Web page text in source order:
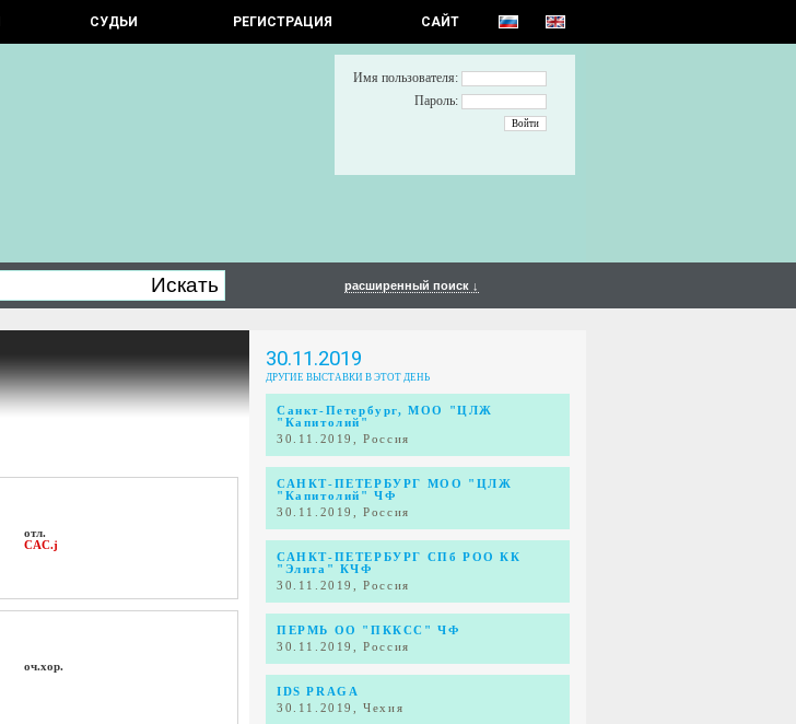
СУДЬИ РЕГИСТРАЦИЯ САЙТ
Имя пользователя:
Пароль:
расширенный поиск ↓
отл.
CAC.j
оч.хор.
30.11.2019
ДРУГИЕ ВЫСТАВКИ В ЭТОТ ДЕНЬ
Санкт-Петербург, МОО "ЦЛЖ
"Капитолий"
30.11.2019, Россия
САНКТ-ПЕТЕРБУРГ МОО "ЦЛЖ
"Капитолий" ЧФ
30.11.2019, Россия
САНКТ-ПЕТЕРБУРГ СПб РОО КК
"Элита" КЧФ
30.11.2019, Россия
ПЕРМЬ ОО "ПККСС" ЧФ
30.11.2019, Россия
IDS PRAGA
30.11.2019, Чехия